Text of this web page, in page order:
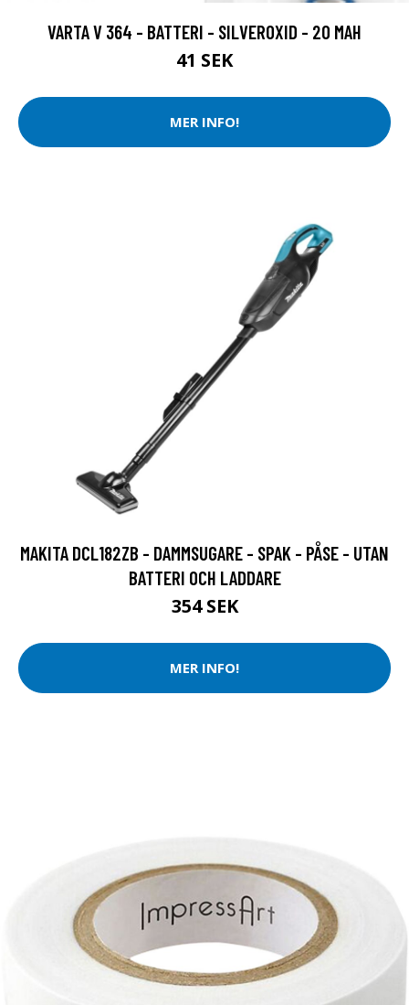
VARTA V 364 - BATTERI - SILVEROXID - 20 MAH
41 SEK
MER INFO!
MAKITA DCL182ZB - DAMMSUGARE - SPAK - PÅSE - UTAN
BATTERI OCH LADDARE
354 SEK
MER INFO!